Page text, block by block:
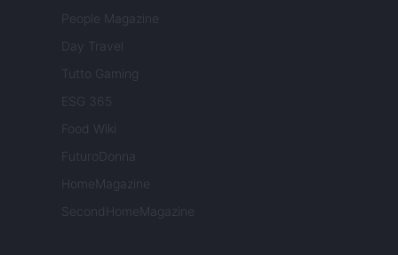
People Magazine
Day Travel
Tutto Gaming
ESG 365
Food Wiki
FuturoDonna
HomeMagazine
SecondHomeMagazine